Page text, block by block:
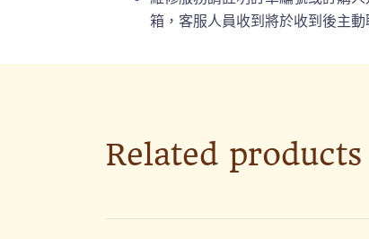
箱，客服人員收到將於收到後主
Related products